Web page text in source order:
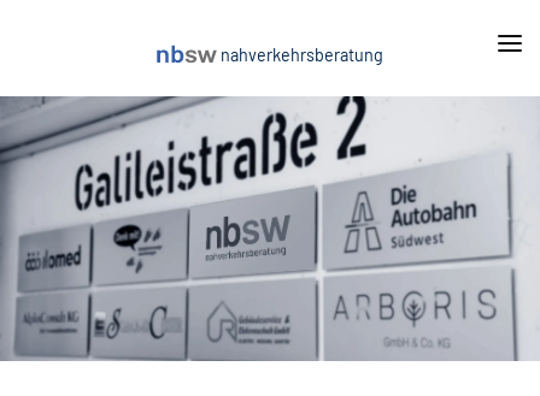
nahverkehrsberatung
Leistungen
Mobilitätsgarantie
On-Demand: ÖPNV-Taxi
Allgemeine Vorschriften und Einnahmeprognosen
Ausschreibungsbegleitung und Vergabeverfahren
Beratung im ÖPNV
Projekte
Aktuelles
Über uns
[Karriere]